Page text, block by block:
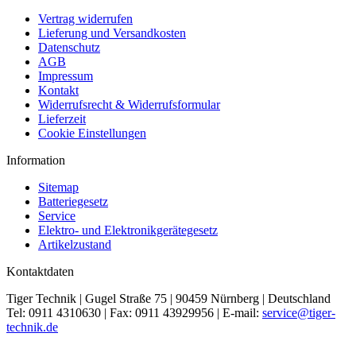
Vertrag widerrufen
Lieferung und Versandkosten
Datenschutz
AGB
Impressum
Kontakt
Widerrufsrecht & Widerrufsformular
Lieferzeit
Cookie Einstellungen
Information
Sitemap
Batteriegesetz
Service
Elektro- und Elektronikgerätegesetz
Artikelzustand
Kontaktdaten
Tiger Technik | Gugel Straße 75 | 90459 Nürnberg | Deutschland
Tel: 0911 4310630 | Fax: 0911 43929956 | E-mail: service@tiger-
technik.de